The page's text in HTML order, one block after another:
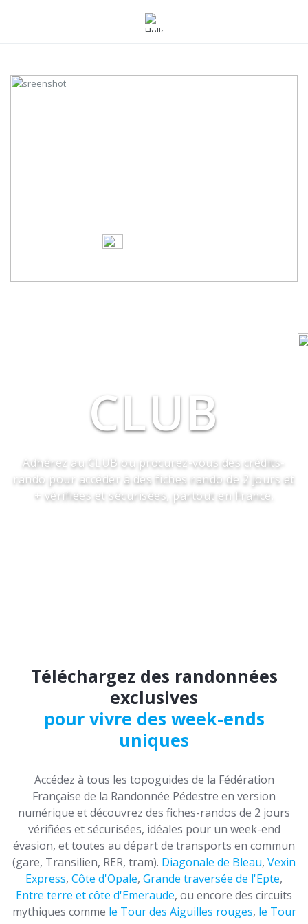
CLUB
Adhérez au CLUB ou procurez-vous des crédits-
rando pour accéder à des fiches rando de 2 jours et
+ vérifiées et sécurisées, partout en France.
Téléchargez des randonnées
exclusives
pour vivre des week-ends
uniques
Accédez à tous les topoguides de la Fédération
Française de la Randonnée Pédestre en version
numérique et découvrez des fiches-randos de 2 jours
vérifiées et sécurisées, idéales pour un week-end
évasion, et toutes au départ de transports en commun
(gare, Transilien, RER, tram). Diagonale de Bleau, Vexin
Express, Côte d'Opale, Grande traversée de l'Epte,
Entre terre et côte d'Emeraude, ou encore des circuits
mythiques comme le Tour des Aiguilles rouges, le Tour